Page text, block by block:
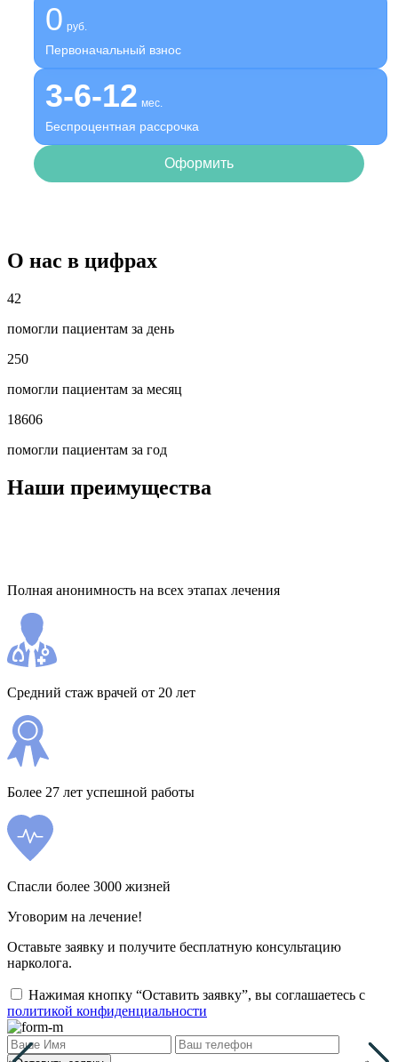
0 руб.
Первоначальный взнос
3-6-12 мес.
Беспроцентная рассрочка
Оформить
О нас в цифрах
42
помогли пациентам за день
250
помогли пациентам за месяц
18606
помогли пациентам за год
Наши преимущества
Полная анонимность на всех этапах лечения
Средний стаж врачей от 20 лет
Более 27 лет успешной работы
Спасли более 3000 жизней
Уговорим на лечение!
Оставьте заявку и получите бесплатную консультацию
нарколога.
Нажимая кнопку “Оставить заявку”, вы соглашаетесь с
политикой конфиденциальности